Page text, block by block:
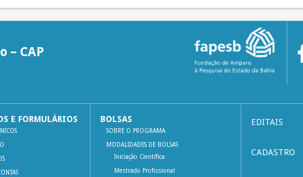
– CAP
E FORMULÁRIOS BOLSAS
SOBRE O PROGRAMA
MODALIDADES DE BOLSAS
Iniciação Científica
Mestrado Profissional
EDITAIS
CADASTRO